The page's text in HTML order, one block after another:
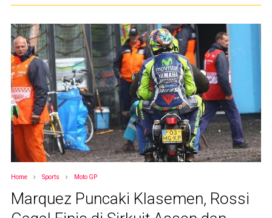
Home Sports Moto GP
Marquez Puncaki Klasemen, Rossi